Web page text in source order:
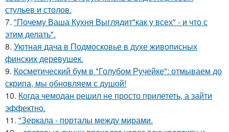
стульев и столов.
7. "Почему Ваша Кухня Выглядит"как у всех" - и что с
этим делать".
8. Уютная дача в Подмосковье в духе живописных
финских деревушек.
9. Косметический бум в "Голубом Ручейке": отмываем до
скрипа, мы обновляем с душой!
10. Когда чемодан решил не просто прилететь, а зайти
эффектно.
11. "Зеркала - порталы между мирами.